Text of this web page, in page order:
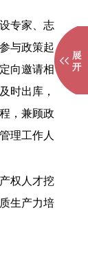
专家、志
与政策起
向邀请相
时出库，
，兼顾政
理工作人
权人才挖
生产力培